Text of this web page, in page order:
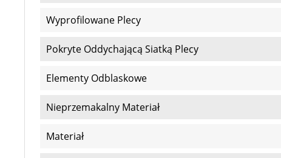
Wyprofilowane Plecy
Pokryte Oddychającą Siatką Plecy
Elementy Odblaskowe
Nieprzemakalny Materiał
Materiał